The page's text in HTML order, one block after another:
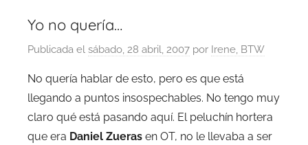
Yo no quería…
Publicada el sábado, 28 abril, 2007 por Irene, BTW
No quería hablar de esto, pero es que está
llegando a puntos insospechables. No tengo muy
claro qué está pasando aquí. El peluchín hortera
que era Daniel Zueras en OT, no le llevaba a ser